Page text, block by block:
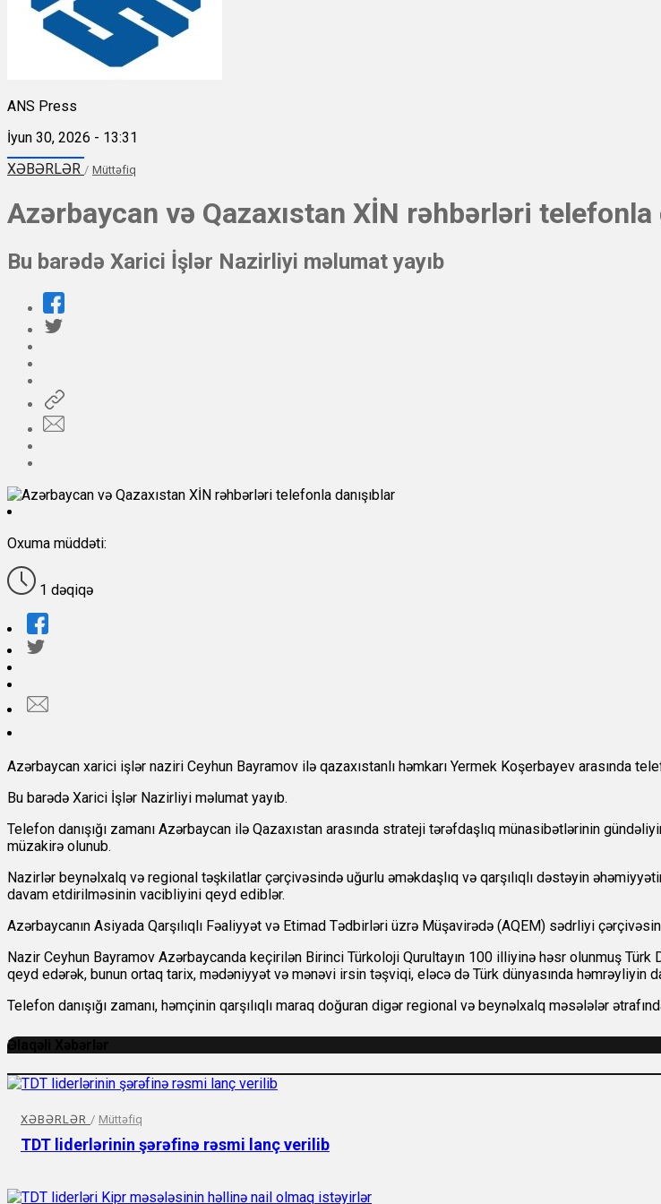
ANS Press
İyun 30, 2026 - 13:31
XƏBƏRLƏR / Müttəfiq
Azərbaycan və Qazaxıstan XİN rəhbərləri telefonla
Bu barədə Xarici İşlər Nazirliyi məlumat yayıb
Oxuma müddəti:
1 dəqiqə
Azərbaycan xarici işlər naziri Ceyhun Bayramov ilə qazaxıstanlı həmkarı Yermek Koşerbayev arasında
Bu barədə Xarici İşlər Nazirliyi məlumat yayıb.
Telefon danışığı zamanı Azərbaycan ilə Qazaxıstan arasında strateji tərəfdaşlıq münasibətlərinin
müzakirə olunub.
Nazirlər beynəlxalq və regional təşkilatlar çərçivəsində uğurlu əməkdaşlıq və qarşılıqlı dəstəyin
davam etdirilməsinin vacibliyini qeyd ediblər.
Azərbaycanın Asiyada Qarşılıqlı Fəaliyyət və Etimad Tədbirləri üzrə Müşavirədə (AQEM) sədrliyi
Nazir Ceyhun Bayramov Azərbaycanda keçirilən Birinci Türkoloji Qurultayın 100 illiyinə həsr olunmuş
qeyd edərək, bunun ortaq tarix, mədəniyyət və mənəvi irsin təşviqi, eləcə də Türk dünyasında həmrəyliyin
Telefon danışığı zamanı, həmçinin qarşılıqlı maraq doğuran digər regional və beynəlxalq məsələlər
Əlaqəli Xəbərlər
XƏBƏRLƏR / Müttəfiq
TDT liderlərinin şərəfinə rəsmi lanç verilib